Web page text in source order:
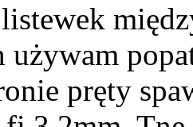
używam
pręty